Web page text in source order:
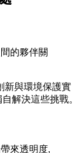
的夥伴關
新與環境保護實
解決這些挑戰。
來透明度,